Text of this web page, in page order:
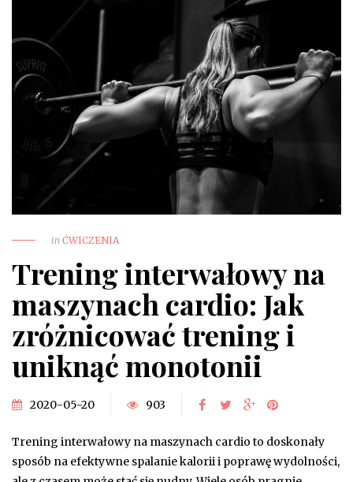
in ĆWICZENIA
Trening interwałowy na
maszynach cardio: Jak
zróżnicować trening i
uniknąć monotonii
2020-05-20 903
Trening interwałowy na maszynach cardio to doskonały
sposób na efektywne spalanie kalorii i poprawę wydolności,